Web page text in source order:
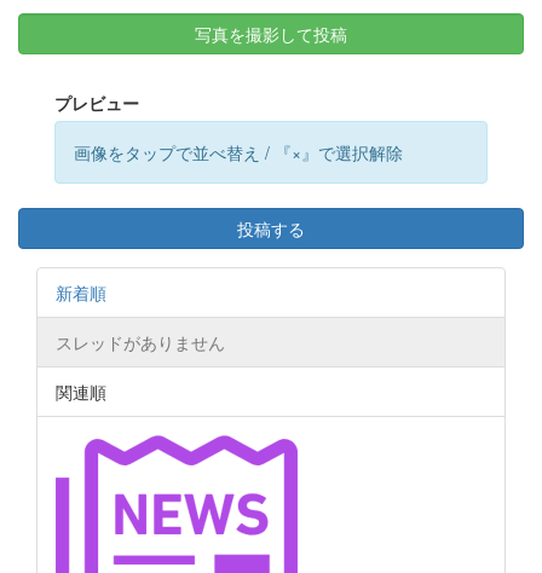
写真を撮影して投稿
プレビュー
画像をタップで並べ替え / 『×』で選択解除
投稿する
新着順
スレッドがありません
関連順